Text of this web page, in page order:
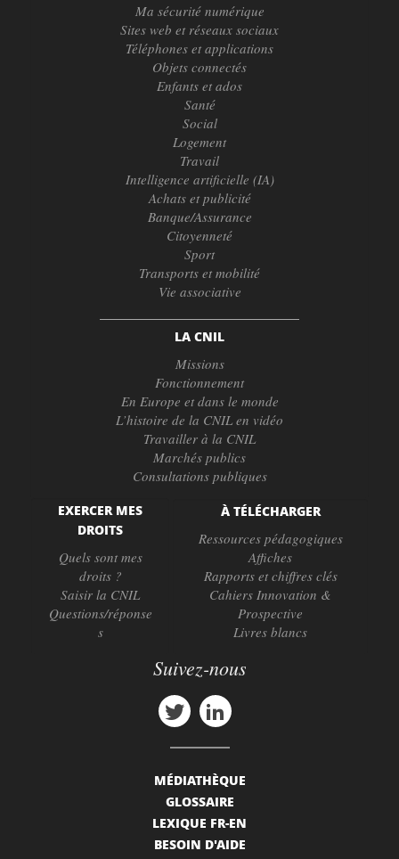
Ma sécurité numérique
Sites web et réseaux sociaux
Téléphones et applications
Objets connectés
Enfants et ados
Santé
Social
Logement
Travail
Intelligence artificielle (IA)
Achats et publicité
Banque/Assurance
Citoyenneté
Sport
Transports et mobilité
Vie associative
LA CNIL
Missions
Fonctionnement
En Europe et dans le monde
L’histoire de la CNIL en vidéo
Travailler à la CNIL
Marchés publics
Consultations publiques
EXERCER MES
DROITS
Quels sont mes
droits ?
Saisir la CNIL
Questions/réponse
s
À TÉLÉCHARGER
Ressources pédagogiques
Affiches
Rapports et chiffres clés
Cahiers Innovation &
Prospective
Livres blancs
Suivez-nous
MÉDIATHÈQUE
GLOSSAIRE
LEXIQUE FR-EN
BESOIN D'AIDE